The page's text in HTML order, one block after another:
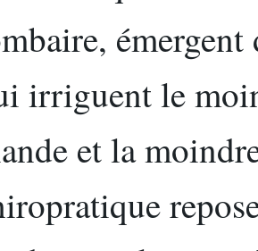
irriguent le
et la